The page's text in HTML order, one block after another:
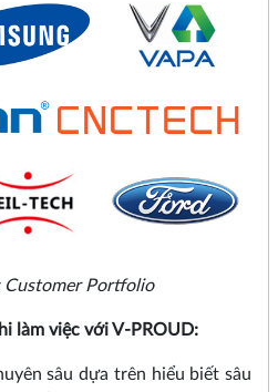
Customer Portfolio
làm việc với V-PROUD:
sâu dựa trên hiểu biết sâu